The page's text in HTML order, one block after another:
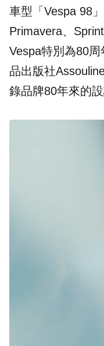
車型「Vespa 98
Primavera、
Vespa特別為80
品出版社
錄品牌80年來的